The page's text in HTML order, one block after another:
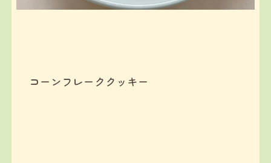
コーンフレーククッキー